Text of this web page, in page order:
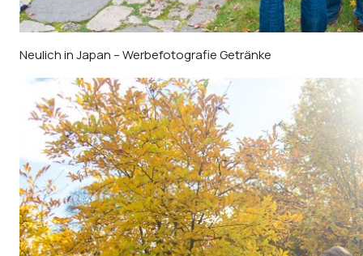
Neulich in Japan – Werbefotografie Getränke